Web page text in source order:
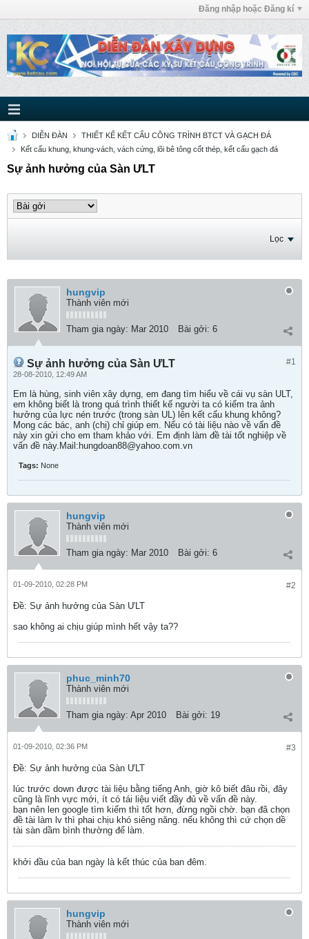
Đăng nhập hoặc Đăng kí
DIỄN ĐÀN
THIẾT KẾ KẾT CẤU CÔNG TRÌNH BTCT VÀ GẠCH ĐÁ
Kết cấu khung, khung-vách, vách cứng, lõi bê tông cốt thép, kết cấu gạch đá
Sự ảnh hưởng của Sàn ƯLT
Lọc
hungvip
Thành viên mới
Tham gia ngày: Mar 2010 Bài gởi: 6
#1
Sự ảnh hưởng của Sàn ƯLT
28-08-2010, 12:49 AM
Em là hùng, sinh viên xây dựng, em đang tìm hiểu về cái vụ sàn ULT,
em không biết là trong quá trình thiết kế người ta có kiểm tra ảnh
hưởng của lực nén trước (trong sàn UL) lên kết cấu khung không?
Mong các bác, anh (chị) chỉ giúp em. Nếu có tài liệu nào về vấn đề
này xin gửi cho em tham khảo với. Em định làm đề tài tốt nghiệp về
vấn đề này.Mail:hungdoan88@yahoo.com.vn
Tags: None
hungvip
Thành viên mới
Tham gia ngày: Mar 2010 Bài gởi: 6
#2
01-09-2010, 02:28 PM
Ðề: Sự ảnh hưởng của Sàn ƯLT
sao không ai chịu giúp mình hết vậy ta??
phuc_minh70
Thành viên mới
Tham gia ngày: Apr 2010 Bài gởi: 19
#3
01-09-2010, 02:36 PM
Ðề: Sự ảnh hưởng của Sàn ƯLT
lúc trước down được tài liệu bằng tiếng Anh, giờ kô biết đâu rồi, đây
cũng là lĩnh vực mới, ít có tái liệu viết đầy đủ về vấn đề này.
bạn nên len google tìm kiếm thì tốt hơn, đừng ngồi chờ. bạn đã chọn
đề tài làm lv thì phai chịu khó siêng năng. nếu không thì cứ chọn dề
tài sàn dầm bình thường để làm.
khởi đầu của ban ngày là kết thúc của ban đêm.
hungvip
Thành viên mới